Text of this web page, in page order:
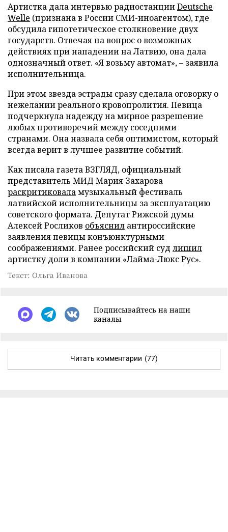
Артистка дала интервью радиостанцииDeutsche
Welle (признана в России СМИ-иноагентом), где
обсудила гипотетическое столкновение двух
государств. Отвечая на вопрос о возможных
действиях при нападении на Латвию, она дала
однозначный ответ. «Я возьму автомат», – заявила
исполнительница.
При этом звезда эстрады сразу сделала оговорку о
нежелании реального кровопролития. Певица
подчеркнула надежду на мирное разрешение
любых противоречий между соседними
странами. Она назвала себя оптимистом, который
всегда верит в лучшее развитие событий.
Как писала газета ВЗГЛЯД, официальный
представитель МИД Мария Захарова
раскритиковаламузыкальный фестиваль
латвийской исполнительницы за эксплуатацию
советского формата. Депутат Рижской думы
Алексей Росликов объяснил антироссийские
заявления певицы конъюнктурными
соображениями. Ранее российский суд лишил
артистку доли в компании «Лайма-Люкс Рус».
Текст: Ольга Иванова
Подписывайтесь на наши
каналы
Читать комментарии (77)